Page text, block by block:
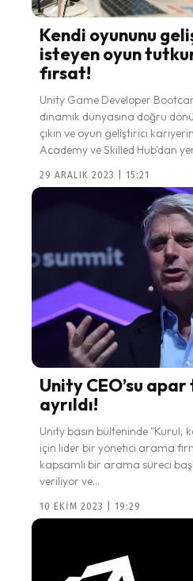
Kendi oyununu
isteyen oyun
fırsat!
Unity Game Developer
dinamik dünyasına doğru
çıkın ve oyun geliştirici kariyerinizi
Academy ve Skilled Hub'dan
29 ARALIK 2023 | 15:21
Unity CEO’su
ayrıldı!
Unity basın bülteninde "Kurul,
için lider bir yönetici arama
kapsamlı bir arama süreci
veriliyor ve...
10 EKIM 2023 | 19:29